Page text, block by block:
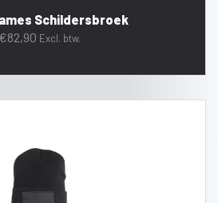
Schildersbroek
€82,90 Excl. btw.